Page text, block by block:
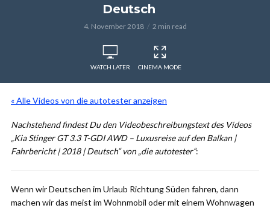
Deutsch
4. November 2018 2 min read
WATCH LATER CINEMA MODE
« Alle Videos von die autotester anzeigen
Nachstehend findest Du den Videobeschreibungstext des Videos
„Kia Stinger GT 3.3 T-GDI AWD – Luxusreise auf den Balkan |
Fahrbericht | 2018 | Deutsch“ von „die autotester“:
Wenn wir Deutschen im Urlaub Richtung Süden fahren, dann
machen wir das meist im Wohnmobil oder mit einem Wohnwagen